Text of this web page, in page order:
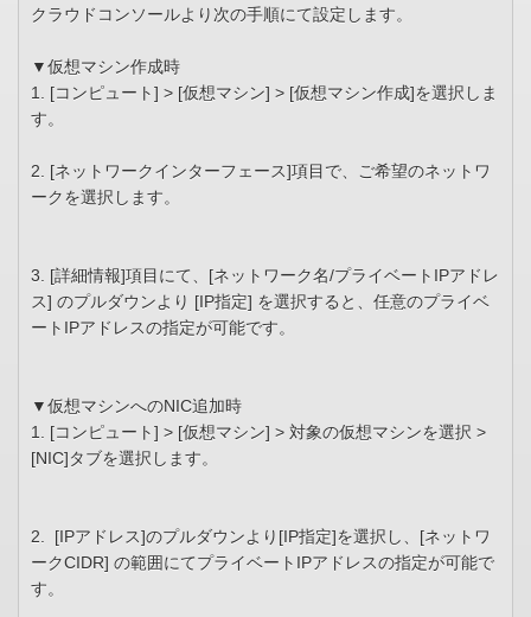
クラウドコンソールより次の手順にて設定します。
▼仮想マシン作成時
1. [コンピュート] > [仮想マシン] > [仮想マシン作成]を選択しま
す。
2. [ネットワークインターフェース]項目で、ご希望のネットワ
ークを選択します。
3. [詳細情報]項目にて、[ネットワーク名/プライベートIPアドレ
ス] のプルダウンより [IP指定] を選択すると、任意のプライベ
ートIPアドレスの指定が可能です。
▼仮想マシンへのNIC追加時
1. [コンピュート] > [仮想マシン] > 対象の仮想マシンを選択 >
[NIC]タブを選択します。
2. [IPアドレス]のプルダウンより[IP指定]を選択し、[ネットワ
ークCIDR] の範囲にてプライベートIPアドレスの指定が可能で
す。